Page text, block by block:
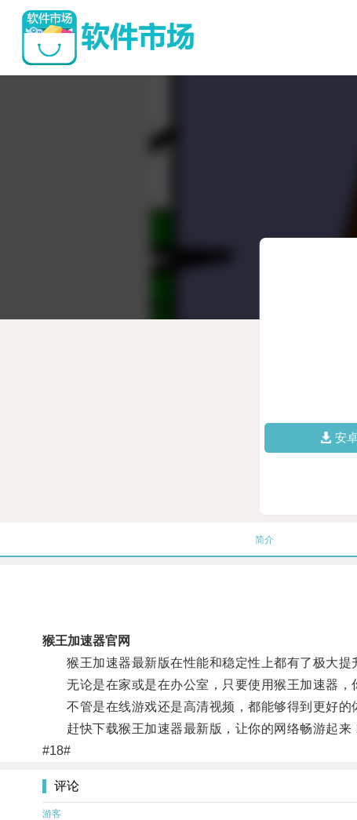
安
简介
猴王加速器官网
猴王加速器最新版在性能和稳定性上都有了极大提
无论是在家或是在办公室，只要使用猴王加速器，
不管是在线游戏还是高清视频，都能够得到更好的
赶快下载猴王加速器最新版，让你的网络畅游起来
#18#
评论
游客